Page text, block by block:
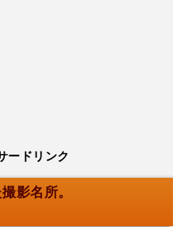
ードリンク
影名所。